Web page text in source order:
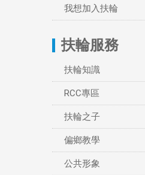
我想加入扶輪
扶輪服務
扶輪知識
RCC專區
扶輪之子
偏鄉教學
公共形象